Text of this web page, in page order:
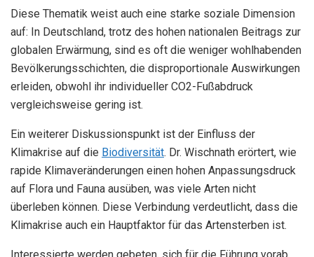
Diese Thematik weist auch eine starke soziale Dimension
auf: In Deutschland, trotz des hohen nationalen Beitrags zur
globalen Erwärmung, sind es oft die weniger wohlhabenden
Bevölkerungsschichten, die disproportionale Auswirkungen
erleiden, obwohl ihr individueller CO2-Fußabdruck
vergleichsweise gering ist.
Ein weiterer Diskussionspunkt ist der Einfluss der
Klimakrise auf die Biodiversität. Dr. Wischnath erörtert, wie
rapide Klimaveränderungen einen hohen Anpassungsdruck
auf Flora und Fauna ausüben, was viele Arten nicht
überleben können. Diese Verbindung verdeutlicht, dass die
Klimakrise auch ein Hauptfaktor für das Artensterben ist.